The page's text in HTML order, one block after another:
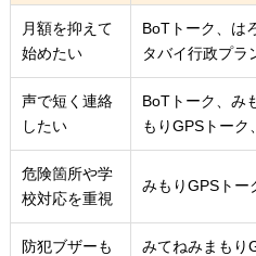
月額を抑えて
始めたい
BoTトーク、は
タバイ行政プラ
声で短く連絡
したい
BoTトーク、み
もりGPSトーク
危険箇所や学
校対応を重視
みもりGPSトー
防犯ブザーも
みてねみまもり